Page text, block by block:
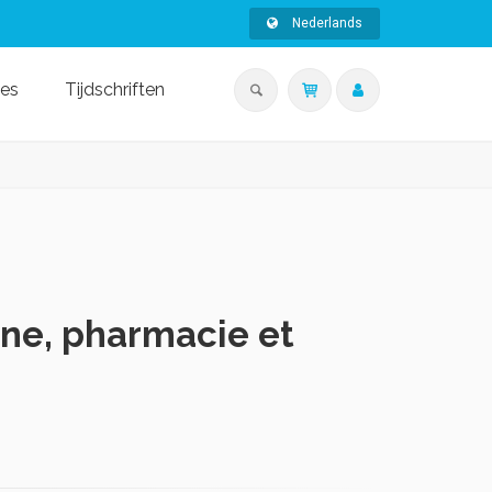
Nederlands
Tijdschriften
pharmacie et